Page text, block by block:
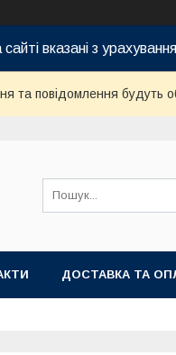
сайті вказані з
та повідомлення будуть
ДОСТАВКА ТА